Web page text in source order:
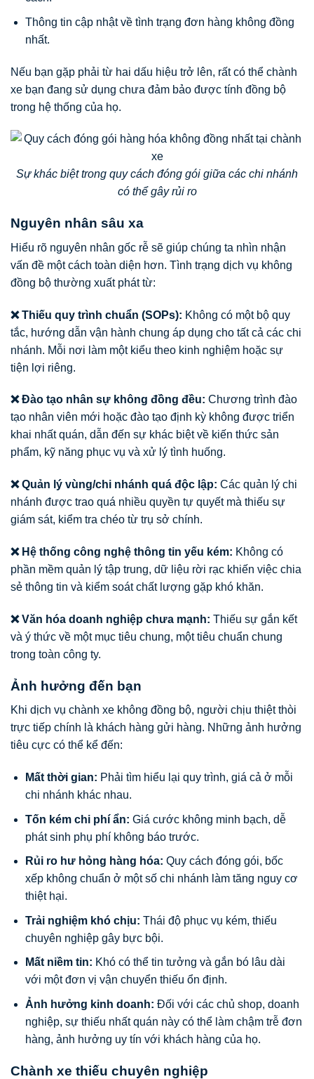
Thông tin cập nhật về tình trạng đơn hàng không đồng
nhất.
Nếu bạn gặp phải từ hai dấu hiệu trở lên, rất có thể chành
xe bạn đang sử dụng chưa đảm bảo được tính đồng bộ
trong hệ thống của họ.
Sự khác biệt trong quy cách đóng gói giữa các chi nhánh
có thể gây rủi ro
Nguyên nhân sâu xa
Hiểu rõ nguyên nhân gốc rễ sẽ giúp chúng ta nhìn nhận
vấn đề một cách toàn diện hơn. Tình trạng dịch vụ không
đồng bộ thường xuất phát từ:
❌ Thiếu quy trình chuẩn (SOPs): Không có một bộ quy
tắc, hướng dẫn vận hành chung áp dụng cho tất cả các chi
nhánh. Mỗi nơi làm một kiểu theo kinh nghiệm hoặc sự
tiện lợi riêng.
❌ Đào tạo nhân sự không đồng đều: Chương trình đào
tạo nhân viên mới hoặc đào tạo định kỳ không được triển
khai nhất quán, dẫn đến sự khác biệt về kiến thức sản
phẩm, kỹ năng phục vụ và xử lý tình huống.
❌ Quản lý vùng/chi nhánh quá độc lập: Các quản lý chi
nhánh được trao quá nhiều quyền tự quyết mà thiếu sự
giám sát, kiểm tra chéo từ trụ sở chính.
❌ Hệ thống công nghệ thông tin yếu kém: Không có
phần mềm quản lý tập trung, dữ liệu rời rạc khiến việc chia
sẻ thông tin và kiểm soát chất lượng gặp khó khăn.
❌ Văn hóa doanh nghiệp chưa mạnh: Thiếu sự gắn kết
và ý thức về một mục tiêu chung, một tiêu chuẩn chung
trong toàn công ty.
Ảnh hưởng đến bạn
Khi dịch vụ chành xe không đồng bộ, người chịu thiệt thòi
trực tiếp chính là khách hàng gửi hàng. Những ảnh hưởng
tiêu cực có thể kể đến:
Mất thời gian: Phải tìm hiểu lại quy trình, giá cả ở mỗi
chi nhánh khác nhau.
Tốn kém chi phí ẩn: Giá cước không minh bạch, dễ
phát sinh phụ phí không báo trước.
Rủi ro hư hỏng hàng hóa: Quy cách đóng gói, bốc
xếp không chuẩn ở một số chi nhánh làm tăng nguy cơ
thiệt hại.
Trải nghiệm khó chịu: Thái độ phục vụ kém, thiếu
chuyên nghiệp gây bực bội.
Mất niềm tin: Khó có thể tin tưởng và gắn bó lâu dài
với một đơn vị vận chuyển thiếu ổn định.
Ảnh hưởng kinh doanh: Đối với các chủ shop, doanh
nghiệp, sự thiếu nhất quán này có thể làm chậm trễ đơn
hàng, ảnh hưởng uy tín với khách hàng của họ.
Chành xe thiếu chuyên nghiệp